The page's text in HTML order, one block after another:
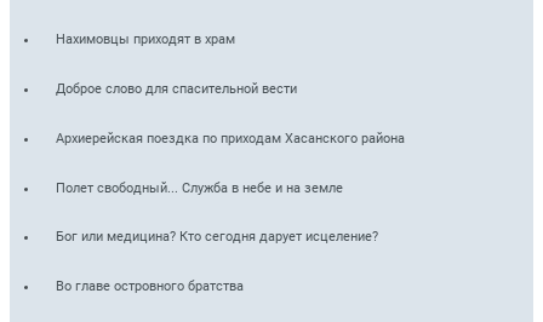
Нахимовцы приходят в храм
Доброе слово для спасительной вести
Архиерейская поездка по приходам Хасанского района
Полет свободный... Служба в небе и на земле
Бог или медицина? Кто сегодня дарует исцеление?
Во главе островного братства